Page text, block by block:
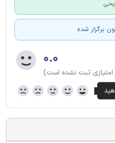
برگزار شده
۰.۰
امتیازی ثبت نشده است)